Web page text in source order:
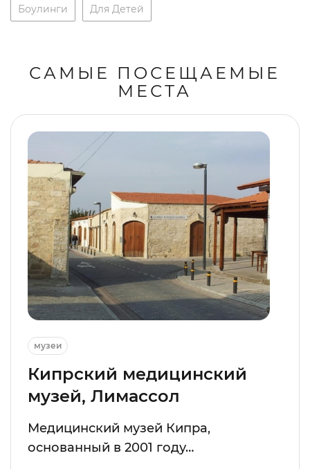
Боулинги Для Детей
САМЫЕ ПОСЕЩАЕМЫЕ
МЕСТА
музеи
Кипрский медицинский
музей, Лимассол
Медицинский музей Кипра,
основанный в 2001 году…